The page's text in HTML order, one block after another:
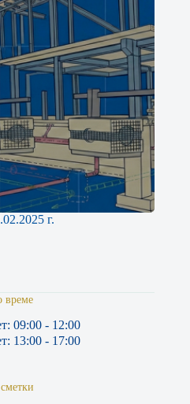
г.
време
09:00 - 12:00
13:00 - 17:00